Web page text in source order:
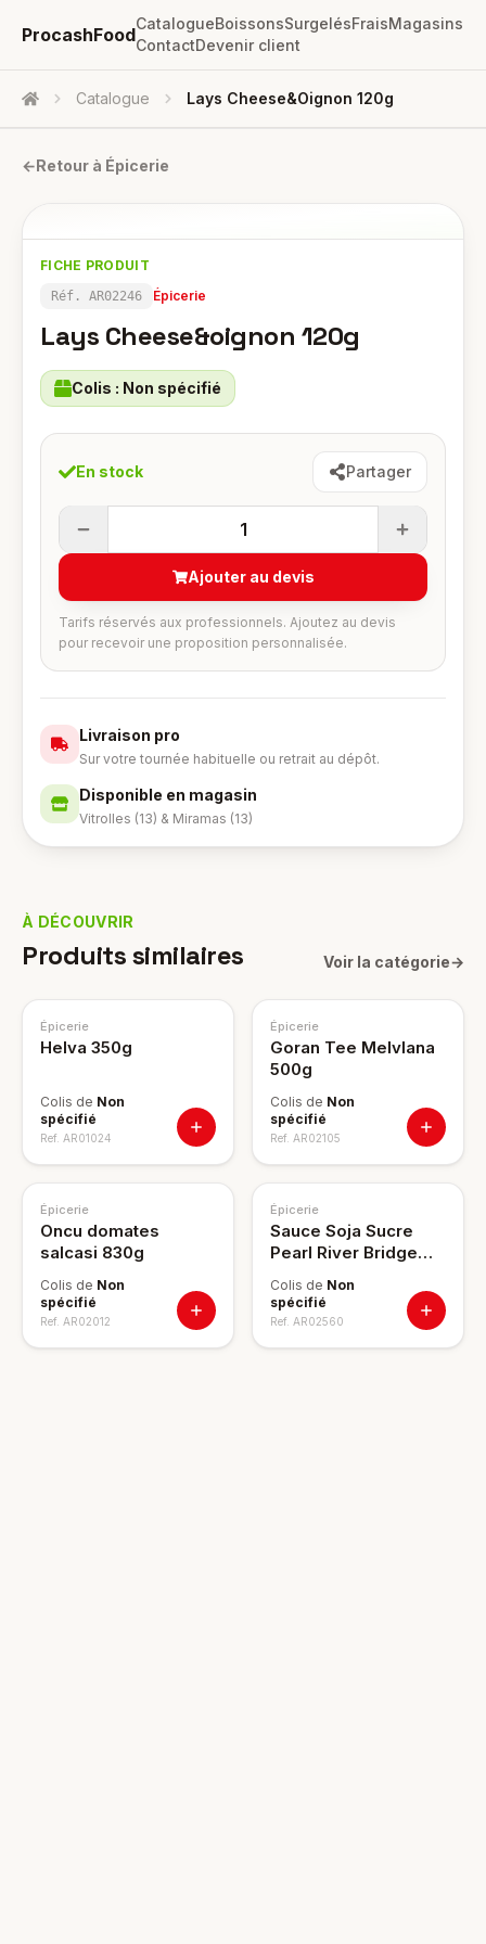
ProcashFood
CatalogueBoissonsSurgelésFraisMagasins
ContactDevenir client
Accueil Catalogue Lays Cheese&oignon 120g
←Retour à Épicerie
FICHE PRODUIT
Réf. AR02246 Épicerie
Lays Cheese&oignon 120g
Colis : Non spécifié
En stock Partager
1
Ajouter au devis
Tarifs réservés aux professionnels. Ajoutez au devis
pour recevoir une proposition personnalisée.
Livraison pro
Sur votre tournée habituelle ou retrait au dépôt.
Disponible en magasin
Vitrolles (13) & Miramas (13)
À DÉCOUVRIR
Produits similaires Voir la catégorie→
Épicerie
Helva 350g
Colis de Non
spécifié
Ref. AR01024
Épicerie
Goran Tee Melvlana
500g
Colis de Non
spécifié
Ref. AR02105
Épicerie
Oncu domates
salcasi 830g
Colis de Non
spécifié
Ref. AR02012
Épicerie
Sauce Soja Sucre
Pearl River Bridge
Colis de Non
spécifié
Ref. AR02560